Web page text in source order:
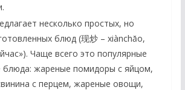
несколько простых, но
блюд (现炒 – xiànchǎo,
Чаще всего это популярные
жареные помидоры с яйцом,
с перцем, жареные овощи,